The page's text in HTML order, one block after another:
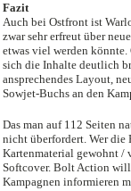
Fazit
Auch bei Ostfront ist
zwar sehr erfreut über
etwas viel werden
sich die Inhalte deutlich
ansprechendes Layout,
Sowjet-Buchs an den
Das man auf 112 Seiten
nicht überfordert. Wer die
Kartenmaterial gewohnt /
Softcover. Bolt Action will
Kampagnen informieren